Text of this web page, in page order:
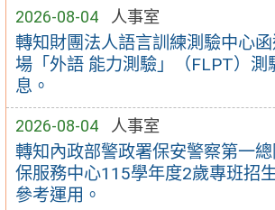
2026-08-04 人事室
轉知財團法人語言訓練測驗中心
場「外語 能力測驗」（FLPT）測
息。
2026-08-04 人事室
轉知內政部警政署保安警察第一
保服務中心115學年度2歲專班招
參考運用。